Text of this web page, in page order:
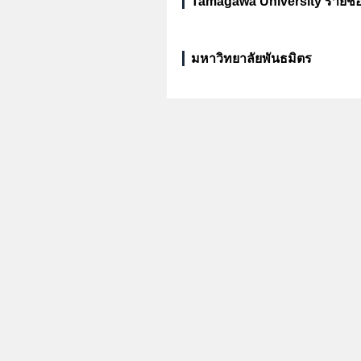
มหาวิทยาลัยพันธมิตร